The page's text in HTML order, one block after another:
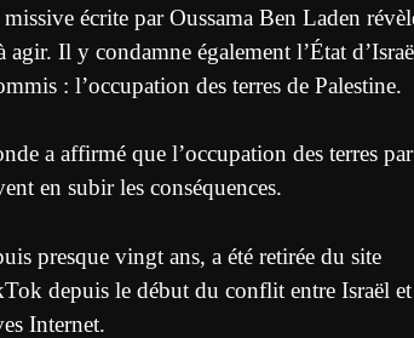
écrite par Oussama Ben Laden
Il y condamne également l’État
: l’occupation des terres de Palestine.
a affirmé que l’occupation des terres par
en subir les conséquences.
presque vingt ans, a été retirée du site
depuis le début du conflit entre Israël
Internet.